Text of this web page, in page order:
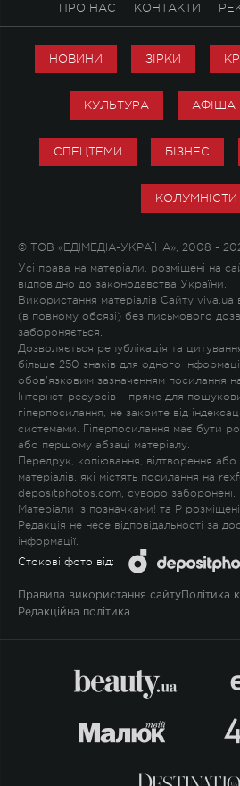
ПРО НАС КОНТАКТИ
НОВИНИ ЗІРКИ
КУЛЬТУРА АФІША
СПЕЦТЕМИ БІЗНЕС
КОЛУМНІСТИ
© ТОВ «ЕДІМЕДІА-УКРАЇНА», 2008 -
Усі права на матеріали, розміщені на
відповідно до законодавства України.
Використання матеріалів Сайту viva.ua
(в повному обсязі) без письмового
забороняється.
Дозволяється републікація та
більше 250 знаків для одного
обов'язковим зазначенням посилання
Інтернет-ресурсів – пряме для
гіперпосилання, не закрите від
системами. Гіперпосилання має бути
або першому абзаці матеріалу.
Передрук, копіювання, відтворення
матеріалів, які містять посилання на
depositphotos.com, суворо заборонені.
Матеріали із позначками! та P
Редакція не несе відповідальності за
інформації.
Стокові фото від:
Правила використання сайту Політика
Редакційна політика